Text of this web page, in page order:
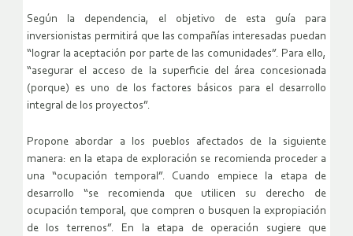
Según la dependencia, el objetivo de esta guía para
inversionistas permitirá que las compañías interesadas puedan
“lograr la aceptación por parte de las comunidades”. Para ello,
“asegurar el acceso de la superficie del área concesionada
(porque) es uno de los factores básicos para el desarrollo
integral de los proyectos”.
Propone abordar a los pueblos afectados de la siguiente
manera: en la etapa de exploración se recomienda proceder a
una “ocupación temporal”. Cuando empiece la etapa de
desarrollo “se recomienda que utilicen su derecho de
ocupación temporal, que compren o busquen la expropiación
de los terrenos”. En la etapa de operación sugiere que